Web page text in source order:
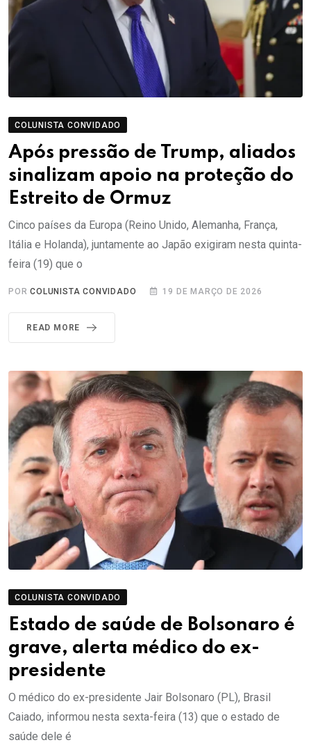
COLUNISTA CONVIDADO
Após pressão de Trump, aliados
sinalizam apoio na proteção do
Estreito de Ormuz
Cinco países da Europa (Reino Unido, Alemanha, França,
Itália e Holanda), juntamente ao Japão exigiram nesta quinta-
feira (19) que o
PORCOLUNISTA CONVIDADO 19 DE MARÇO DE 2026
READ MORE
COLUNISTA CONVIDADO
Estado de saúde de Bolsonaro é
grave, alerta médico do ex-
presidente
O médico do ex-presidente Jair Bolsonaro (PL), Brasil
Caiado, informou nesta sexta-feira (13) que o estado de
saúde dele é